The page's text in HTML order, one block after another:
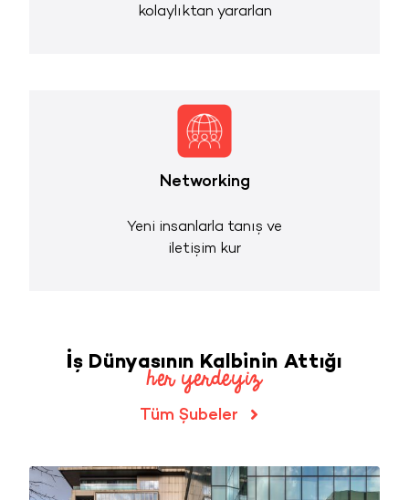
kolaylıktan yararlan
Networking
Yeni insanlarla tanış ve
iletişim kur
İş Dünyasının Kalbinin Attığı
her yerdeyiz
Tüm Şubeler